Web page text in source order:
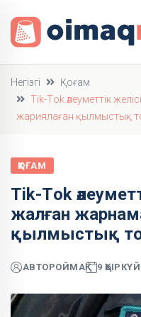
Негізгі
Қоғам
Тik-Тok әлеуметтік
жариялаған қылмыстық
ҚОҒАМ
Тik-Тok
жалған
қылмыстық
АВТОРОЙМАҚ 9